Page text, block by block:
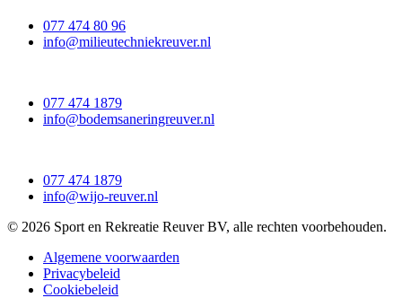
077 474 80 96
info@milieutechniekreuver.nl
077 474 1879
info@bodemsaneringreuver.nl
077 474 1879
info@wijo-reuver.nl
© 2026 Sport en Rekreatie Reuver BV, alle rechten voorbehouden.
Algemene voorwaarden
Privacybeleid
Cookiebeleid